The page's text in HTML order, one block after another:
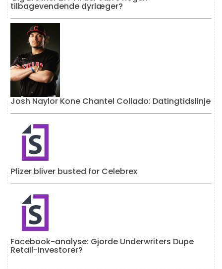
tilbagevendende dyrlæger?
Josh Naylor Kone Chantel Collado: Datingtidslinje
Pfizer bliver busted for Celebrex
Facebook-analyse: Gjorde Underwriters Dupe
Retail-investorer?